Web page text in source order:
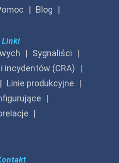
Blog
Linki
Sygnaliści
incydentów (CRA)
Linie produkcyjne